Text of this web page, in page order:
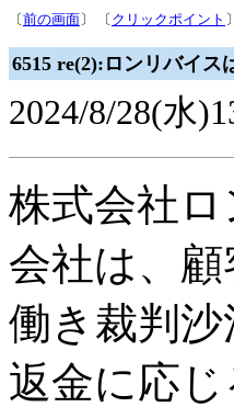
〔前の画面〕 〔 クリックポイント
6515 re(2):ロンリバイス
2024/8/28(水
株式会社
会社は、
働き裁判
返金に応